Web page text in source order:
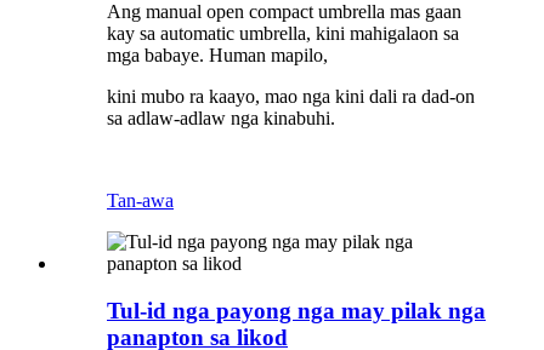
Ang manual open compact umbrella mas gaan
kay sa automatic umbrella, kini mahigalaon sa
mga babaye. Human mapilo,
kini mubo ra kaayo, mao nga kini dali ra dad-on
sa adlaw-adlaw nga kinabuhi.
Tan-awa
Tul-id nga payong nga may pilak nga
panapton sa likod